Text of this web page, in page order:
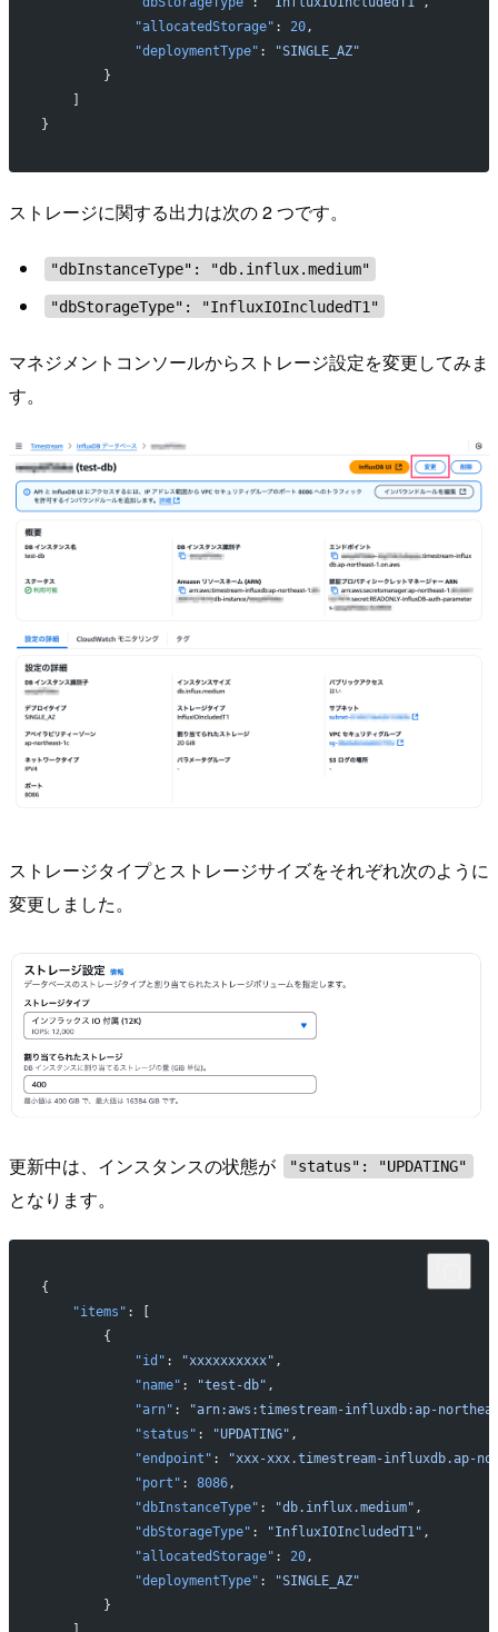
            "allocatedStorage"
: 20,
            "deploymentType"
:
"SINGLE_AZ"
        }
}
ストレージに関する出力は次の 2 つです。
"dbInstanceType": "db.influx.medium"
"dbStorageType": "InfluxIOIncludedT1"
マネジメントコンソールからストレージ設定を変更してみま
す。
ストレージタイプとストレージサイズをそれぞれ次のように
変更しました。
更新中は、インスタンスの状態が "status": "UPDATING"
となります。
{
    "items"
: [
        {
            "id"
: "xxxxxxxxxx" ,
            "name"
: "test-db" ,
            "arn"
:
"arn:aws:timestream-influxdb:ap-northeast-
            "status"
: "UPDATING" ,
            "endpoint"
:
"xxx-xxx.timestream-influxdb.ap-
            "port"
: 8086,
            "dbInstanceType"
: "db.influx.medium" ,
            "dbStorageType"
: "InfluxIOIncludedT1" ,
            "allocatedStorage"
: 20,
            "deploymentType"
:
"SINGLE_AZ"
        }